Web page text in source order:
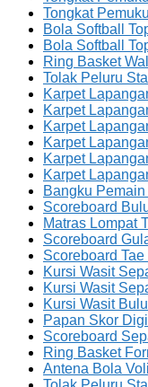
Tongkat
Bola Softball
Bola Softball
Ring Basket
Tolak Peluru
Karpet
Karpet
Karpet
Karpet
Karpet
Karpet
Bangku
Scoreboard
Matras Lompat
Scoreboard
Scoreboard
Kursi Wasit
Kursi Wasit
Kursi Wasit
Papan Skor
Scoreboard
Ring Basket
Antena Bola